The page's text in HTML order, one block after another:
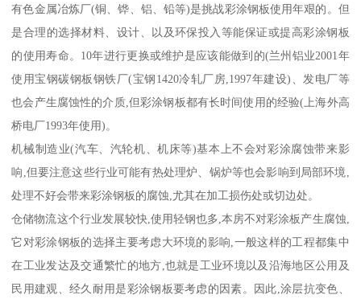
有色金属冶炼厂(铜、铧、铝、铅等)是挑战彩涂钢板使用年艰的。但
是合理的选择材料、设计、以及环保投入等能保证或提高彩涂钢板
的使用寿命。10年进行更换或维护是应该能做到的(兰州铝业2001年
使用宝钢碳钢板钢铁厂(宝钢1420冷轧厂房,1997年建设)、发电厂等
也会产生腐蚀性的介质,但彩涂钢板都有长时间使用的经验(上海外高
桥电厂1993年使用)。
机械制造业(汽车、汽轮机、机床等)基本上不会对彩涂腐蚀带来影
响,但要注意这些行业可能有热处理炉、锅炉等也会影响到局部环境,
处理不好会带来彩涂钢板的腐蚀,尤其在加工损伤处或切边处。
仓储物流这个行业发展较快,使用轻钢也多,本房不对彩涂板产生腐蚀,
它对彩涂钢板的选择主要考虑大环境的影响,一般这样的工程都集中
在工业发达及交通繁忙的地方,也就是工业环境以及沿海地区公用及
民用建观、经久耐用是彩涂钢板要考虑的因素。因此,涂层抗变色、